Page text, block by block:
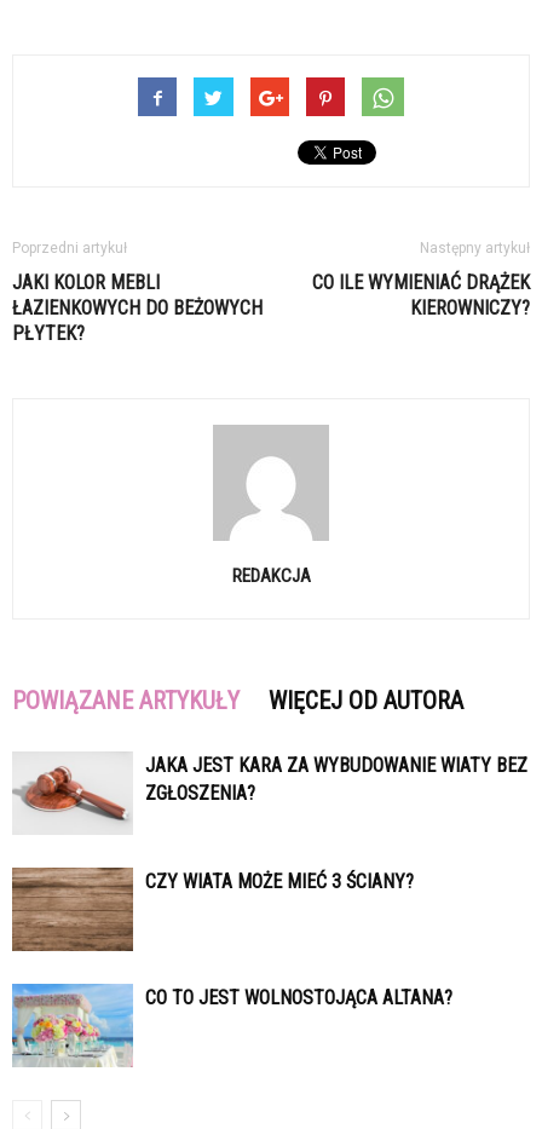
Poprzedni artykuł
JAKI KOLOR MEBLI
ŁAZIENKOWYCH DO BEŻOWYCH
PŁYTEK?
Następny artykuł
CO ILE WYMIENIAĆ DRĄŻEK
KIEROWNICZY?
REDAKCJA
POWIĄZANE ARTYKUŁY WIĘCEJ OD AUTORA
JAKA JEST KARA ZA WYBUDOWANIE WIATY BEZ
ZGŁOSZENIA?
CZY WIATA MOŻE MIEĆ 3 ŚCIANY?
CO TO JEST WOLNOSTOJĄCA ALTANA?